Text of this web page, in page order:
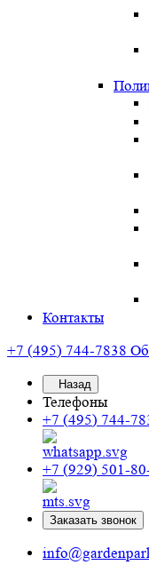
Контакты
+7 (495) 744-7838
Назад
Телефоны
+7 (495) 744-
+7 (929) 501-
Заказать звонок